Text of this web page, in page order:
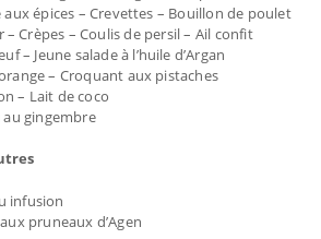
épices – Crevettes – Bouillon de poulet
Crèpes – Coulis de persil – Ail confit
– Jeune salade à l’huile d’Argan
– Croquant aux pistaches
– Lait de coco
gingembre
infusion
pruneaux d’Agen